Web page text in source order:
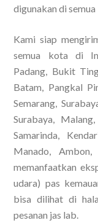
digunakan di semua
Kami siap
semua kota di
Padang, Bukit
Batam, Pangkal
Semarang,
Surabaya,
Samarinda,
Manado, Ambon,
memanfaatkan
udara) pas
bisa dilihat di
pesanan jas lab.